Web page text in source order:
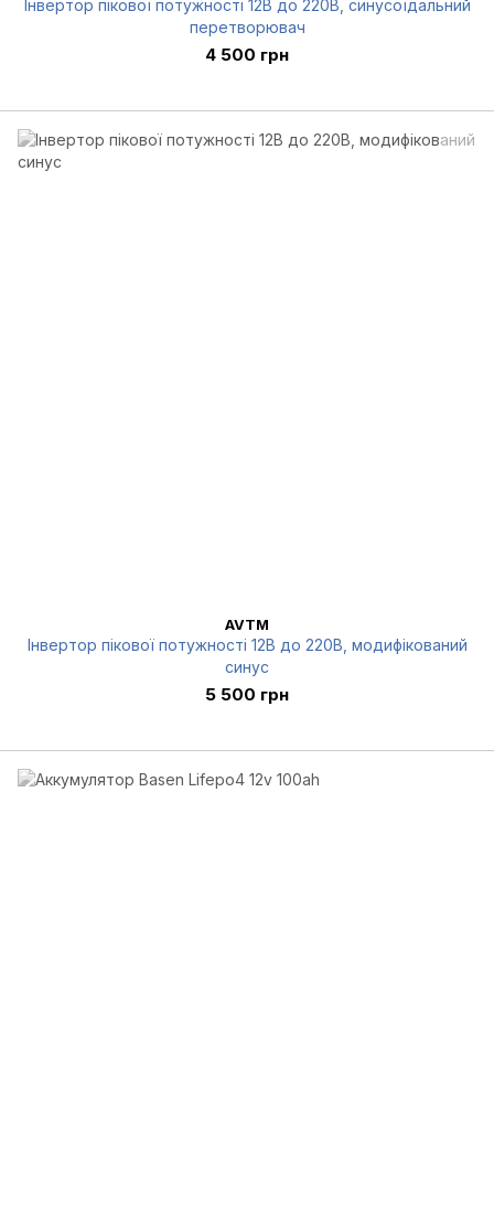
Інвертор пікової потужності 12В до 220В, синусоїдальний
перетворювач
4 500 грн
AVTM
Інвертор пікової потужності 12В до 220В, модифікований
синус
5 500 грн